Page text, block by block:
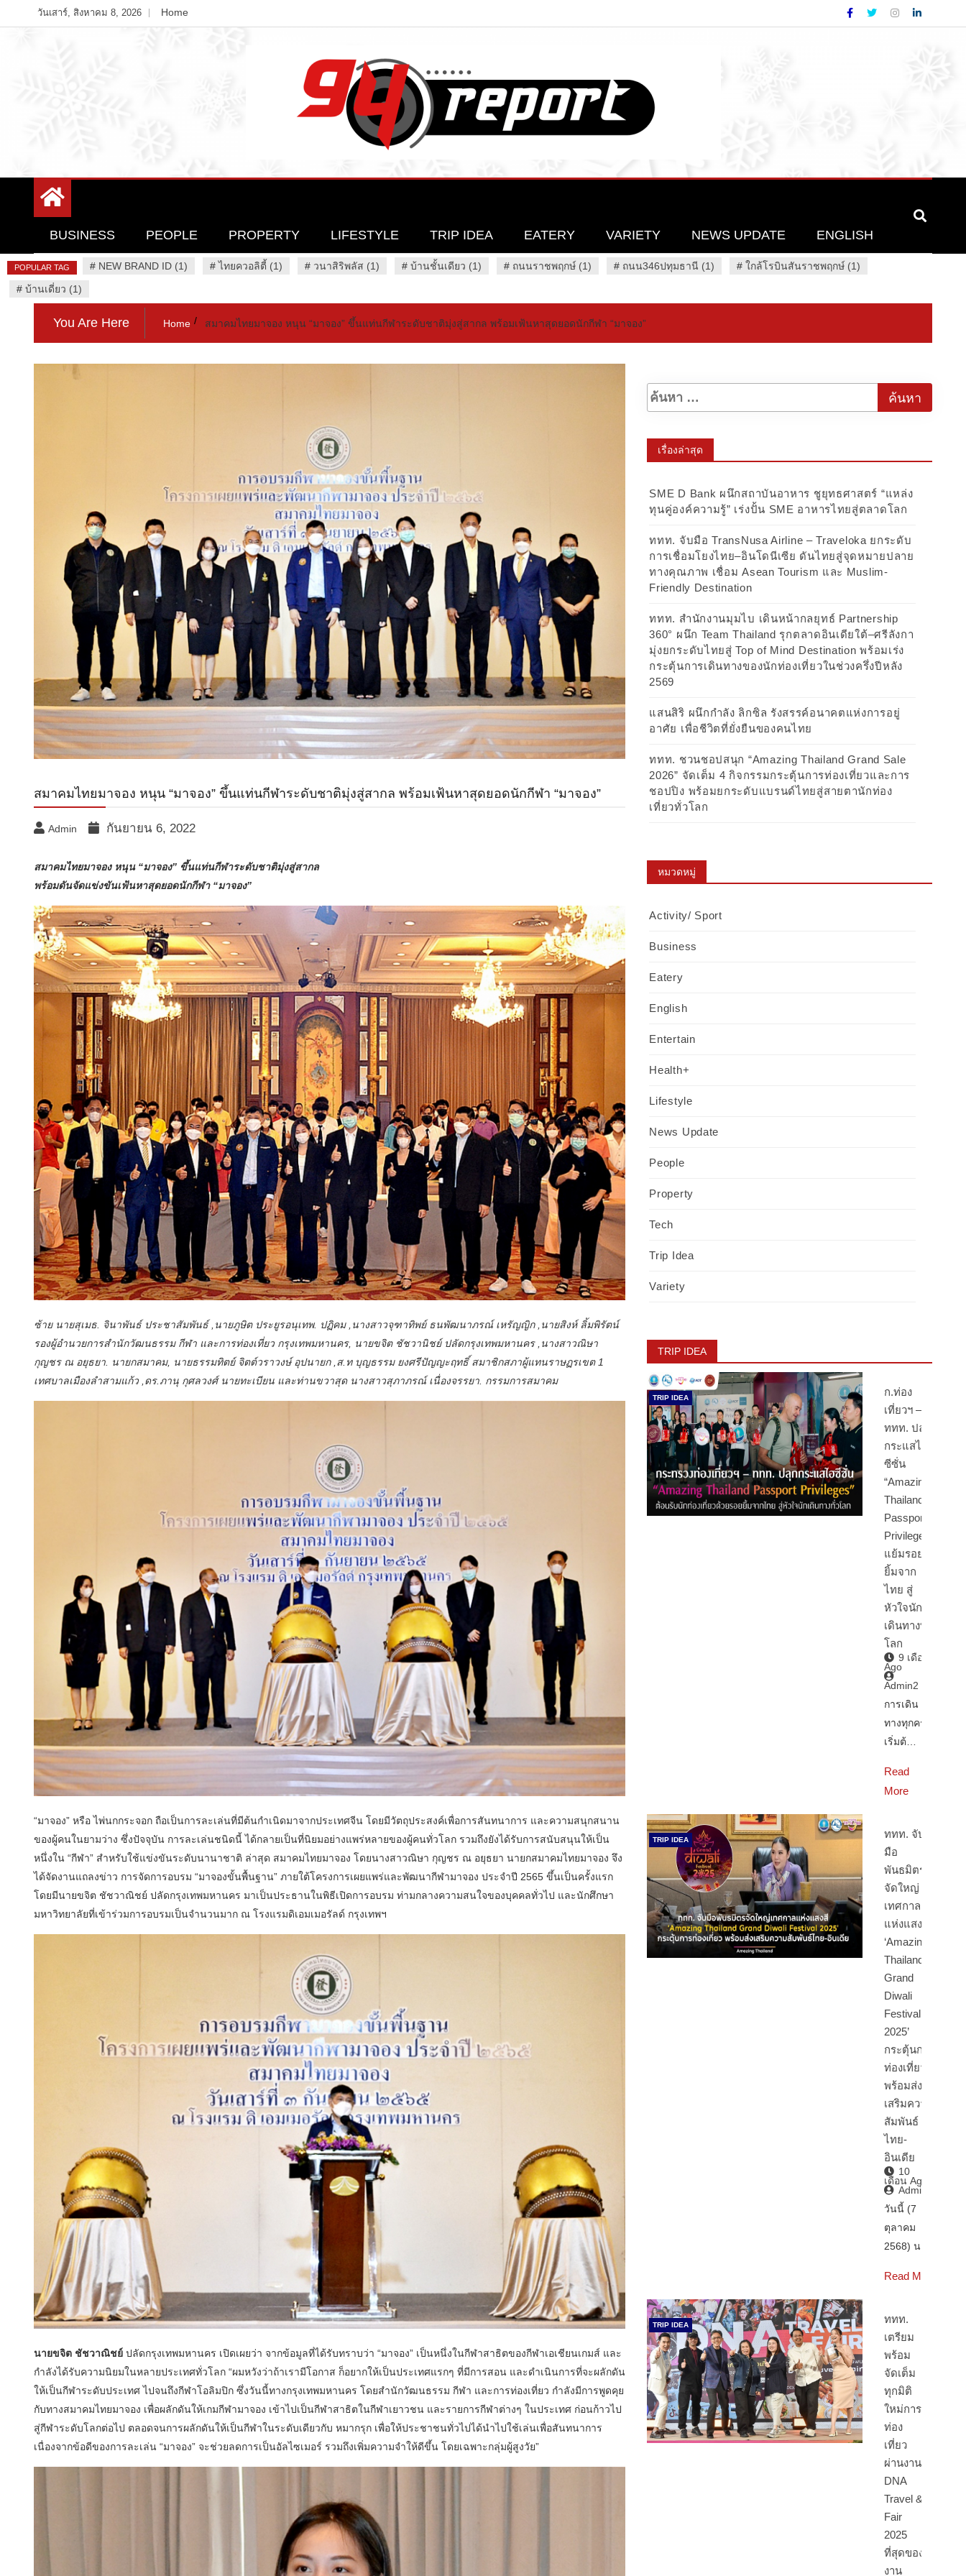
to
วันเสาร์, สิงหาคม 8, 2026 Home
94 Report.com
BUSINESS PEOPLE PROPERTY LIFESTYLE TRIP IDEA EATERY VARIETY NEWS UPDATE ENGLISH
POPULAR TAG # NEW BRAND ID (1) #ไทยควอลิตี้ (1) # วนาสิริพลัส (1) # บ้านชั้นเดียว (1) # ถนนราชพฤกษ์ (1) # ถนน346ปทุมธานี (1) # ใกล้โรบินสันราชพฤกษ์ (1)
# บ้านเดี่ยว (1)
You Are Here Home สมาคมไทยมาจอง หนุน “มาจอง” ขึ้นแท่นกีฬาระดับชาติมุ่งสู่สากล พร้อมเฟ้นหาสุดยอดนักกีฬา “มาจอง”
สมาคมไทยมาจอง หนุน “มาจอง” ขึ้นแท่นกีฬาระดับชาติมุ่งสู่สากล พร้อมเฟ้นหาสุดยอดนักกีฬา “มาจอง”
Admin กันยายน 6, 2022
สมาคมไทยมาจอง หนุน “มาจอง” ขึ้นแท่นกีฬาระดับชาติมุ่งสู่สากล
พร้อมดันจัดแข่งขันเฟ้นหาสุดยอดนักกีฬา “มาจอง”
ซ้าย นายสุเมธ. จินาพันธ์ ประชาสัมพันธ์ ,นายภูษิต ประยูรอนุเทพ. ปฏิคม ,นางสาวจุฑาทิพย์ ธนพัฒนาภรณ์ เหรัญญิก ,นายสิงห์ ลิ้มพิรัตน์
รองผู้อำนวยการสำนักวัฒนธรรม กีฬา และการท่องเที่ยว กรุงเทพมหานคร, นายขจิต ชัชวานิชย์ ปลัดกรุงเทพมหานคร ,นางสาวณิษา
กุญชร ณ อยุธยา. นายกสมาคม, นายธรรมทิตย์ จิตต์วราวงษ์ อุปนายก ,ส.ท บุญธรรม ยงศรีปัญญะฤทธิ์ สมาชิกสภาผู้แทนราษฏรเขต 1
เทศบาลเมืองลำสามแก้ว ,ดร.ภานุ กุศลวงศ์ นายทะเบียน และท่านขวาสุด นางสาวสุภาภรณ์ เนื่องจรรยา. กรรมการสมาคม
​“มาจอง” หรือ ไพ่นกกระจอก ถือเป็นการละเล่นที่มีต้นกำเนิดมาจากประเทศจีน โดยมีวัตถุประสงค์เพื่อการสันทนาการ และความสนุกสนาน
ของผู้คนในยามว่าง ซึ่งปัจจุบัน การละเล่นชนิดนี้ ได้กลายเป็นที่นิยมอย่างแพร่หลายของผู้คนทั่วโลก รวมถึงยังได้รับการสนับสนุนให้เป็น
หนึ่งใน “กีฬา” สำหรับใช้แข่งขันระดับนานาชาติ ล่าสุด สมาคมไทยมาจอง โดยนางสาวณิษา กุญชร ณ อยุธยา นายกสมาคมไทยมาจอง จึง
ได้จัดงานแถลงข่าว การจัดการอบรม “มาจองขั้นพื้นฐาน” ภายใต้โครงการเผยแพร่และพัฒนากีฬามาจอง ประจำปี 2565 ขึ้นเป็นครั้งแรก
โดยมีนายขจิต ชัชวาณิชย์ ปลัดกรุงเทพมหานคร มาเป็นประธานในพิธีเปิดการอบรม ท่ามกลางความสนใจของบุคคลทั่วไป และนักศึกษา
มหาวิทยาลัยที่เข้าร่วมการอบรมเป็นจำนวนมาก ณ โรงแรมดิเอมเมอรัลด์ กรุงเทพฯ
​นายขจิต ชัชวาณิชย์ ปลัดกรุงเทพมหานคร เปิดเผยว่า จากข้อมูลที่ได้รับทราบว่า “มาจอง” เป็นหนึ่งในกีฬาสาธิตของกีฬาเอเชียนเกมส์ และ
กำลังได้รับความนิยมในหลายประเทศทั่วโลก “ผมหวังว่าถ้าเรามีโอกาส ก็อยากให้เป็นประเทศแรกๆ ที่มีการสอน และดำเนินการที่จะผลักดัน
ให้เป็นกีฬาระดับประเทศ ไปจนถึงกีฬาโอลิมปิก ซึ่งวันนี้ทางกรุงเทพมหานคร โดยสำนักวัฒนธรรม กีฬา และการท่องเที่ยว กำลังมีการพูดคุย
กับทางสมาคมไทยมาจอง เพื่อผลักดันให้เกมกีฬามาจอง เข้าไปเป็นกีฬาสาธิตในกีฬาเยาวชน และรายการกีฬาต่างๆ ในประเทศ ก่อนก้าวไป
สู่กีฬาระดับโลกต่อไป ตลอดจนการผลักดันให้เป็นกีฬาในระดับเดียวกับ หมากรุก เพื่อให้ประชาชนทั่วไปได้นำไปใช้เล่นเพื่อสันทนาการ
เนื่องจากข้อดีของการละเล่น “มาจอง” จะช่วยลดการเป็นอัลไซเมอร์ รวมถึงเพิ่มความจำให้ดีขึ้น โดยเฉพาะกลุ่มผู้สูงวัย”
เรื่องล่าสุด
SME D Bank ผนึกสถาบันอาหาร ชูยุทธศาสตร์ “แหล่ง
ทุนคู่องค์ความรู้” เร่งปั้น SME อาหารไทยสู่ตลาดโลก
ททท. จับมือ TransNusa Airline – Traveloka ยกระดับ
การเชื่อมโยงไทย–อินโดนีเซีย ดันไทยสู่จุดหมายปลาย
ทางคุณภาพ เชื่อม Asean Tourism และ Muslim-
Friendly Destination
ททท. สำนักงานมุมไบ เดินหน้ากลยุทธ์ Partnership
360° ผนึก Team Thailand รุกตลาดอินเดียใต้–ศรีลังกา
มุ่งยกระดับไทยสู่ Top of Mind Destination พร้อมเร่ง
กระตุ้นการเดินทางของนักท่องเที่ยวในช่วงครึ่งปีหลัง
2569
แสนสิริ ผนึกกำลัง ลิกซิล รังสรรค์อนาคตแห่งการอยู่
อาศัย เพื่อชีวิตที่ยั่งยืนของคนไทย
ททท. ชวนชอปสนุก “Amazing Thailand Grand Sale
2026” จัดเต็ม 4 กิจกรรมกระตุ้นการท่องเที่ยวและการ
ชอปปิง พร้อมยกระดับแบรนด์ไทยสู่สายตานักท่อง
เที่ยวทั่วโลก
หมวดหมู่
Activity/ Sport
Business
Eatery
English
Entertain
Health+
Lifestyle
News Update
People
Property
Tech
Trip Idea
Variety
TRIP IDEA
TRIP IDEA
ก.ท่อง
เที่ยวฯ –
ททท. ปลุก
กระแสไฮ
ซีซั่น
“Amazing
Thailand
Passport
Privileges”
แย้มรอย
ยิ้มจาก
ไทย สู่
หัวใจนัก
เดินทางทั่ว
โลก
9 เดือน
Ago
Admin2
การเดิน
ทางทุกครั้ง
เริ่มต้…
Read
More
TRIP IDEA
ททท. จับ
มือ
พันธมิตร
จัดใหญ่
เทศกาล
แห่งแสงสี
‘Amazing
Thailand
Grand
Diwali
Festival
2025’
กระตุ้นการ
ท่องเที่ยว
พร้อมส่ง
เสริมความ
สัมพันธ์
ไทย-
อินเดีย
10
เดือน Ago
Admin2
วันนี้ (7
ตุลาคม
2568) นา…
Read More
TRIP IDEA
ททท.
เตรียม
พร้อม
จัดเต็ม
ทุกมิติ
ใหม่การ
ท่อง
เที่ยว
ผ่านงาน
DNA
Travel &
Fair
2025
ที่สุดของ
งาน